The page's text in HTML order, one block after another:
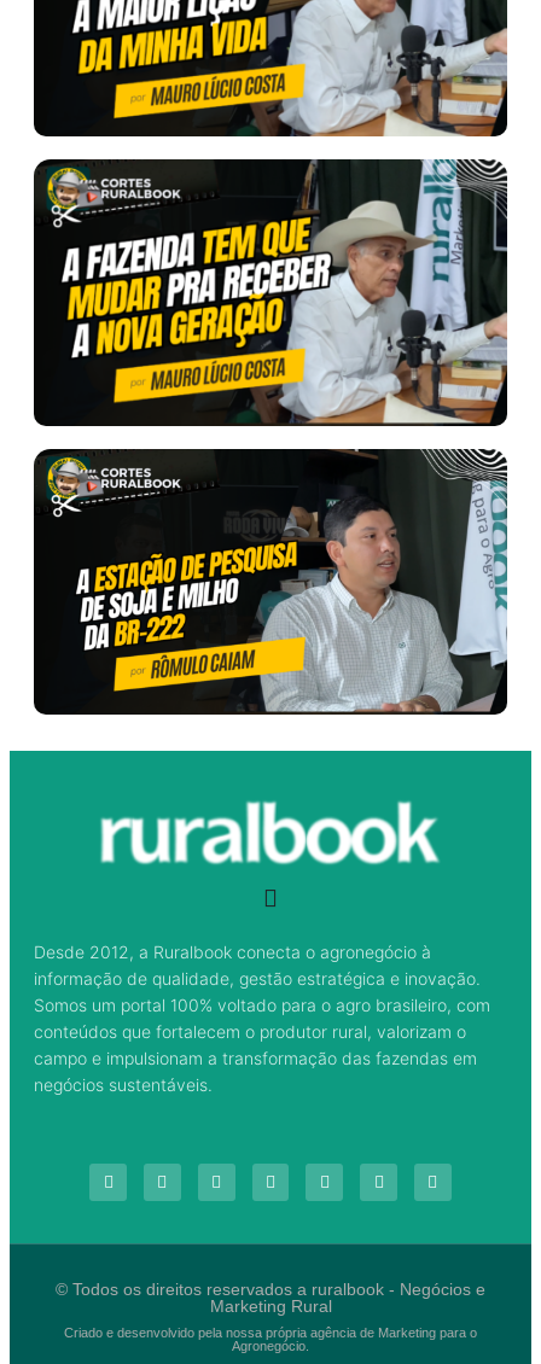
Desde 2012, a Ruralbook conecta o agronegócio à
informação de qualidade, gestão estratégica e inovação.
Somos um portal 100% voltado para o agro brasileiro, com
conteúdos que fortalecem o produtor rural, valorizam o
campo e impulsionam a transformação das fazendas em
negócios sustentáveis.
© Todos os direitos reservados a ruralbook - Negócios e
Marketing Rural
Criado e desenvolvido pela nossa própria agência de Marketing para o
Agronegócio.